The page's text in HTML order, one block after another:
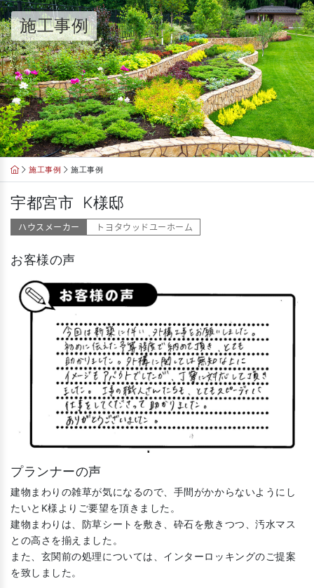
Skip
to
content
施工事例
施工事例 施工事例
宇都宮市 K様邸
ハウスメーカー トヨタウッドユーホーム
お客様の声
プランナーの声
建物まわりの雑草が気になるので、手間がかからないようにし
たいとK様よりご要望を頂きました。
建物まわりは、防草シートを敷き、砕石を敷きつつ、汚水マス
との高さを揃えました。
また、玄関前の処理については、インターロッキングのご提案
を致しました。